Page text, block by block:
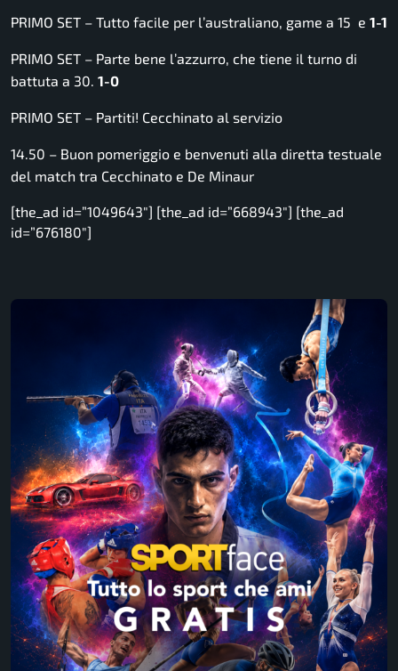
PRIMO SET – Tutto facile per l’australiano, game a 15 e 1-1
PRIMO SET – Parte bene l’azzurro, che tiene il turno di
battuta a 30. 1-0
PRIMO SET – Partiti! Cecchinato al servizio
14.50 – Buon pomeriggio e benvenuti alla diretta testuale
del match tra Cecchinato e De Minaur
[the_ad id=”1049643″] [the_ad id=”668943″] [the_ad
id=”676180″]